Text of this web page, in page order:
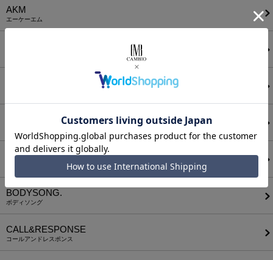
AKM
エーケーエム
ATTACHMENT
AUI NITE
BODYSONG.
ボディソング
CALL&RESPONSE
コールアンドレスポンス